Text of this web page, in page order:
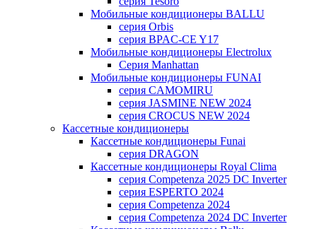
Мобильные кондиционеры BALLU
серия Orbis
серия BPAC-CE Y17
Мобильные кондиционеры Electrolux
Cерия Manhattan
Мобильные кондиционеры FUNAI
серия CAMOMIRU
серия JASMINE NEW 2024
серия CROCUS NEW 2024
Кассетные кондиционеры
Кассетные кондиционеры Funai
серия DRAGON
Кассетные кондиционеры Royal Clima
серия Competenza 2025 DC Inverter
серия ESPERTO 2024
серия Competenza 2024
серия Competenza 2024 DC Inverter